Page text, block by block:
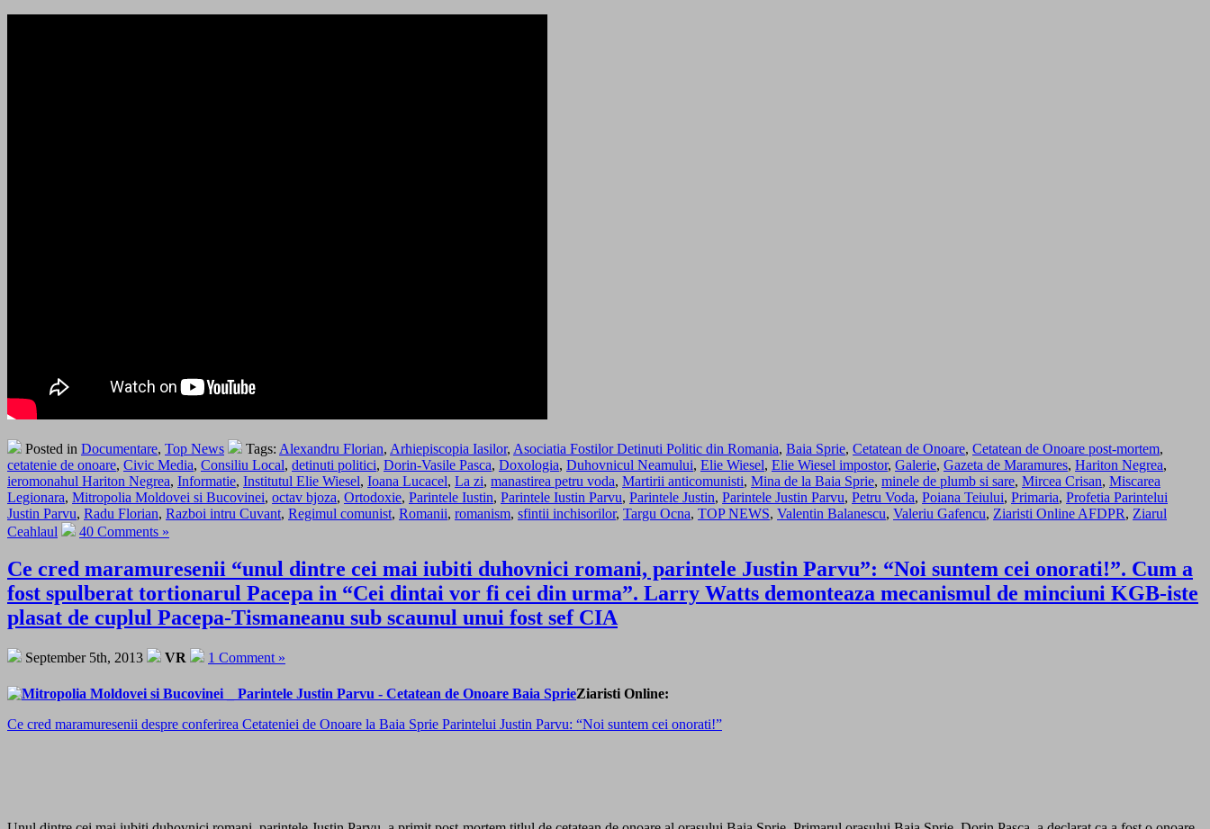
Posted in Documentare, Top News Tags: Alexandru Florian, Arhiepiscopia Iasilor, Asociatia Fostilor Detinuti Politic din Romania, Baia Sprie, Cetatean de Onoare, Cetatean de Onoare post-mortem,
cetatenie de onoare, Civic Media, Consiliu Local, detinuti politici, Dorin-Vasile Pasca, Doxologia, Duhovnicul Neamului, Elie Wiesel, Elie Wiesel impostor, Galerie, Gazeta de Maramures, Hariton Negrea,
ieromonahul Hariton Negrea, Informatie, Institutul Elie Wiesel, Ioana Lucacel, La zi, manastirea petru voda, Martirii anticomunisti, Mina de la Baia Sprie, minele de plumb si sare, Mircea Crisan, Miscarea
Legionara, Mitropolia Moldovei si Bucovinei, octav bjoza, Ortodoxie, Parintele Iustin, Parintele Iustin Parvu, Parintele Justin, Parintele Justin Parvu, Petru Voda, Poiana Teiului, Primaria, Profetia Parintelui
Justin Parvu, Radu Florian, Razboi intru Cuvant, Regimul comunist, Romanii, romanism, sfintii inchisorilor, Targu Ocna, TOP NEWS, Valentin Balanescu, Valeriu Gafencu, Ziaristi Online AFDPR, Ziarul
Ceahlaul
40 Comments »
Ce cred maramuresenii “unul dintre cei mai iubiti duhovnici romani, parintele Justin Parvu”: “Noi suntem cei onorati!”. Cum a
fost spulberat tortionarul Pacepa in “Cei dintai vor fi cei din urma”. Larry Watts demonteaza mecanismul de minciuni KGB-iste
plasat de cuplul Pacepa-Tismaneanu sub scaunul unui fost sef CIA
September 5th, 2013 VR 1 Comment »
Ziaristi Online:
Ce cred maramuresenii despre conferirea Cetateniei de Onoare la Baia Sprie Parintelui Justin Parvu: “Noi suntem cei onorati!”